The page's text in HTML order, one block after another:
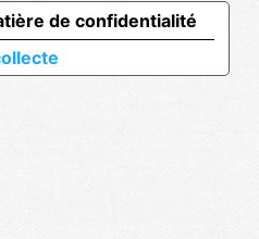
de confidentialité